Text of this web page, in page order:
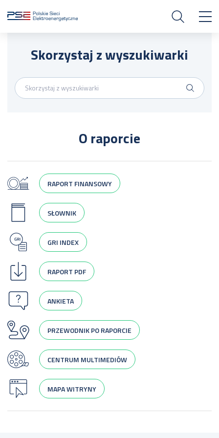
Skorzystaj z wyszukiwarki
O raporcie
RAPORT FINANSOWY
SŁOWNIK
GRI INDEX
RAPORT PDF
ANKIETA
PRZEWODNIK PO RAPORCIE
CENTRUM MULTIMEDIÓW
MAPA WITRYNY